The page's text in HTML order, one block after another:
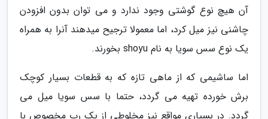
آن هیچ نوع گوشتی وجود ندارد و می توان بدون افزودن
چاشنی نیز میل کرد، اما معمولا ترجیح میدهند آنرا به همراه
یک نوع سس سویا به نام shoyu بخورند.
اما ساشیمی که از ماهی تازه که به قطعات بسیار کوچک
برش خورده تهیه می گردد، حتما با سس سویا میل می
گردد. در بسیاری مواقع نیز مخلوطی از یک رب مخصوص با